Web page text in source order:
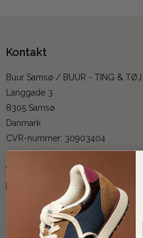
Kontakt
Buur Samsø / BUUR - TING & TØJ
Langgade 3
8305 Samsø
Danmark
CVR-nummer: 30903404
+45 53 89 08 98
info@buursamsoe.dk